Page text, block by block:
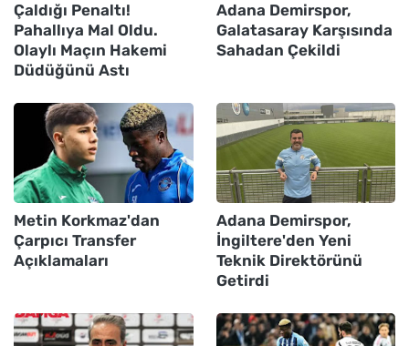
Çaldığı Penaltı!
Pahallıya Mal Oldu.
Olaylı Maçın Hakemi
Düdüğünü Astı
Adana Demirspor,
Galatasaray Karşısında
Sahadan Çekildi
Metin Korkmaz'dan
Çarpıcı Transfer
Açıklamaları
Adana Demirspor,
İngiltere'den Yeni
Teknik Direktörünü
Getirdi